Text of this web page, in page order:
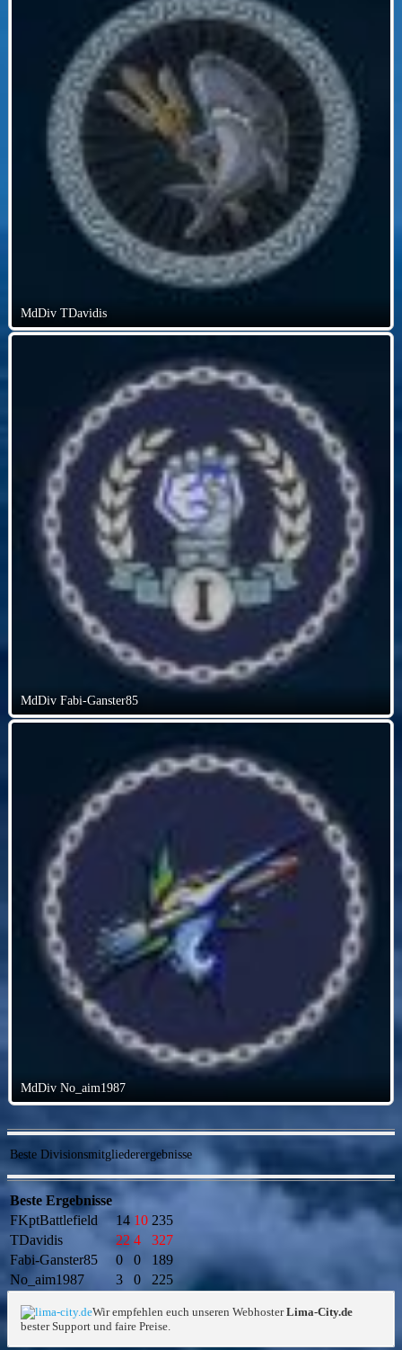
MdDiv TDavidis
MdDiv Fabi-Ganster85
MdDiv No_aim1987
Beste Divisionsmitgliederergebnisse
Beste Ergebnisse
FKptBattlefield
14 10 235
TDavidis
22 4
327
Fabi-Ganster85
0 0
189
No_aim1987
3 0 225
Wir empfehlen euch unseren WebhosterLima-City.de
bester Support und faire Preise.